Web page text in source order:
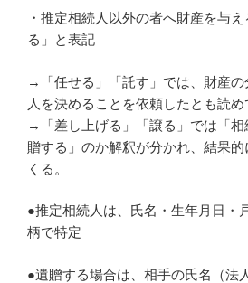
・推定相続人以外の者へ財産を与
る」と表記
→「任せる」「託す」では、財産の
人を決めることを依頼したとも読め
→「差し上げる」「譲る」では「相
贈する」のか解釈が分かれ、結果
くる。
●推定相続人は、氏名・生年月日・
柄で特定
●遺贈する場合は、相手の氏名（法